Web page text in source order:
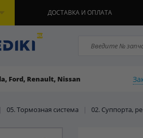
ДОСТАВКА И ОПЛАТА
Ford, Renault, Nissan
05. Тормозная система | 02. Суппорта,